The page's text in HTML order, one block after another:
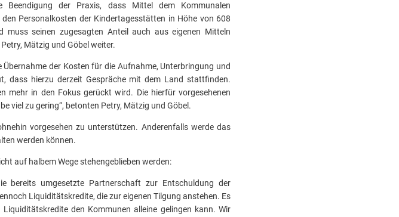
Beendigung der Praxis, dass Mittel dem Kommunalen
Personalkosten der Kindertagesstätten in Höhe von 608
seinen zugesagten Anteil auch aus eigenen Mitteln
Mätzig und Göbel weiter.
der Kosten für die Aufnahme, Unterbringung und
dass hierzu derzeit Gespräche mit dem Land stattfinden.
mehr in den Fokus gerückt wird. Die hierfür vorgesehenen
viel zu gering“, betonten Petry, Mätzig und Göbel.
vorgesehen zu unterstützen. Anderenfalls werde das
werden können.
auf halbem Wege stehengeblieben werden:
bereits umgesetzte Partnerschaft zur Entschuldung der
Liquiditätskredite, die zur eigenen Tilgung anstehen. Es
den Kommunen alleine gelingen kann. Wir